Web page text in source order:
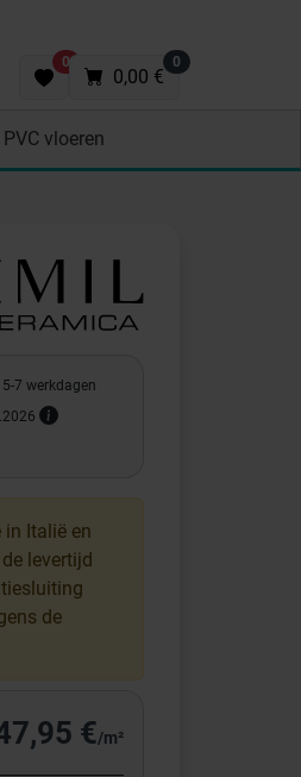
0 0
0,00 €
PVC vloeren
7 werkdagen
Italië en
levertijd
de
€/m²